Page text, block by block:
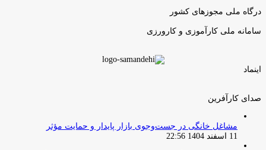
درگاه ملی مجوزهای کشور
سامانه ملی کارآموزی و کارورزی
اینماد
صدای کارآفرین
مشاغل خانگی در جست‌وجوی بازار پایدار و حمایت مؤثر
11 اسفند 1404 22:56